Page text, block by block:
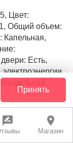
rate_review place
Магазин
Цвет:
Общий объем:
Капельная,
Есть,
Принять